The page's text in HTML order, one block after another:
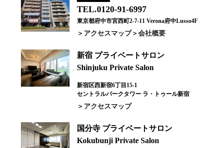
TEL.0120-91-6997
東京都府中市宮西町2-7-11 Verona府中Lusso4F
アクセスマップ 会社概要
新宿 プライベートサロン
Shinjuku Private Salon
新宿区西新宿6丁目15-1
セントラルパークタワー ラ・トゥール新宿
アクセスマップ
国分寺 プライベートサロン
Kokubunji Private Salon